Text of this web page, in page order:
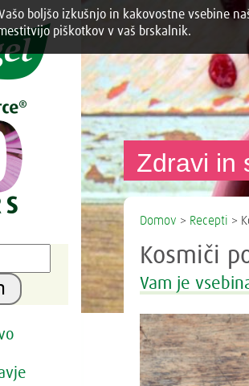
Zdravi in
Domov > Recepti >
Kosmiči
Vam je
boljšo izkušnjo in kakovostne vsebine
piškotkov v vaš brskalnik.